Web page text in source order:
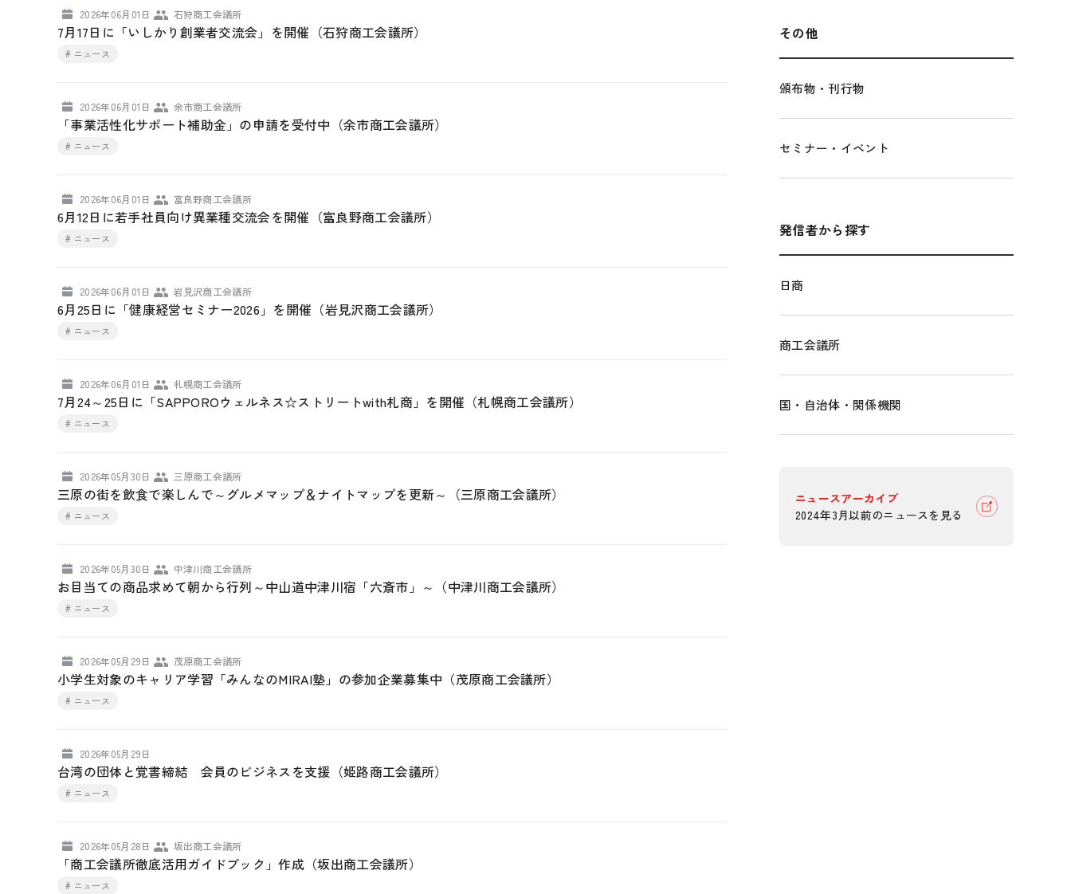
2026年06月01日 石狩商工会議所
7月17日に「いしかり創業者交流会」を開催（石狩商工会議所）
# ニュース
2026年06月01日 余市商工会議所
「事業活性化サポート補助金」の申請を受付中（余市商工会議所）
# ニュース
2026年06月01日 富良野商工会議所
6月12日に若手社員向け異業種交流会を開催（富良野商工会議所）
# ニュース
2026年06月01日 岩見沢商工会議所
6月25日に「健康経営セミナー2026」を開催（岩見沢商工会議所）
# ニュース
2026年06月01日 札幌商工会議所
7月24～25日に「SAPPOROウェルネス☆ストリートwith札商」を開催（札幌商工会議所）
# ニュース
2026年05月30日 三原商工会議所
三原の街を飲食で楽しんで～グルメマップ＆ナイトマップを更新～（三原商工会議所）
# ニュース
2026年05月30日 中津川商工会議所
お目当ての商品求めて朝から行列～中山道中津川宿「六斎市」～（中津川商工会議所）
# ニュース
2026年05月29日 茂原商工会議所
小学生対象のキャリア学習「みんなのMIRAI塾」の参加企業募集中（茂原商工会議所）
# ニュース
2026年05月29日
台湾の団体と覚書締結 会員のビジネスを支援（姫路商工会議所）
# ニュース
2026年05月28日 坂出商工会議所
「商工会議所徹底活用ガイドブック」作成（坂出商工会議所）
# ニュース
国土強靭化・社会基盤整備・震災復興
その他
頒布物・刊行物
セミナー・イベント
発信者から探す
日商
商工会議所
国・自治体・関係機関
ニュースアーカイブ
2024年3月以前のニュースを見る